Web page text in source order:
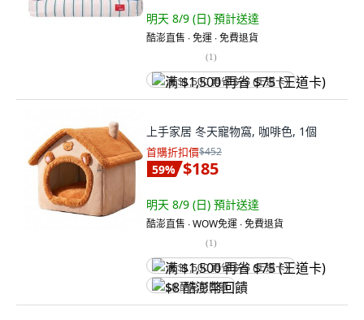
明天 8/9 (日) 預計送達
酷澎直售 ∙ 免運 ∙ 免費退貨
(1)
满 $1,500 再省 $75 (王道卡)
上手家居 冬天寵物窩, 咖啡色, 1個
首購折扣價$452
59% $185
明天 8/9 (日) 預計送達
酷澎直售 ∙ WOW免運 ∙ 免費退貨
(1)
满 $1,500 再省 $75 (王道卡)
$8 酷澎幣回饋